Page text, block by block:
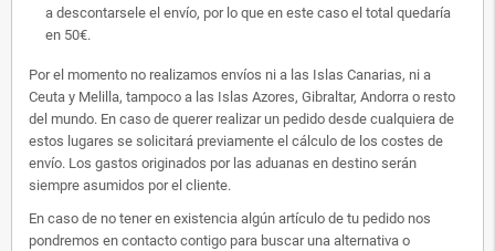
a descontarsele el envío, por lo que en este caso el total quedaría
en 50€.
Por el momento no realizamos envíos ni a las Islas Canarias, ni a
Ceuta y Melilla, tampoco a las Islas Azores, Gibraltar, Andorra o resto
del mundo. En caso de querer realizar un pedido desde cualquiera de
estos lugares se solicitará previamente el cálculo de los costes de
envío. Los gastos originados por las aduanas en destino serán
siempre asumidos por el cliente.
En caso de no tener en existencia algún artículo de tu pedido nos
pondremos en contacto contigo para buscar una alternativa o